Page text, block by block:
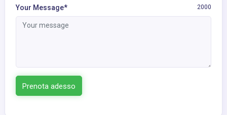
Your Message* 2000
Prenota adesso